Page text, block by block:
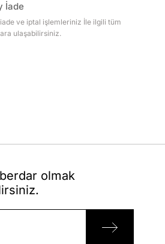
İade
ve iptal işlemleriniz İle ilgili tüm
ulaşabilirsiniz.
olmak